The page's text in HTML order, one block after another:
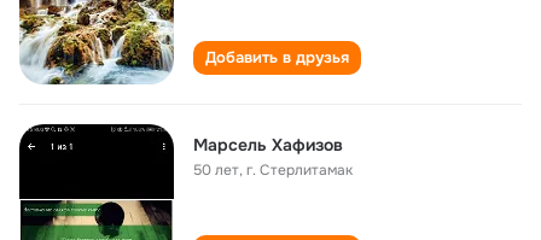
Добавить в друзья
Марсель Хафизов
50 лет,г. Стерлитамак